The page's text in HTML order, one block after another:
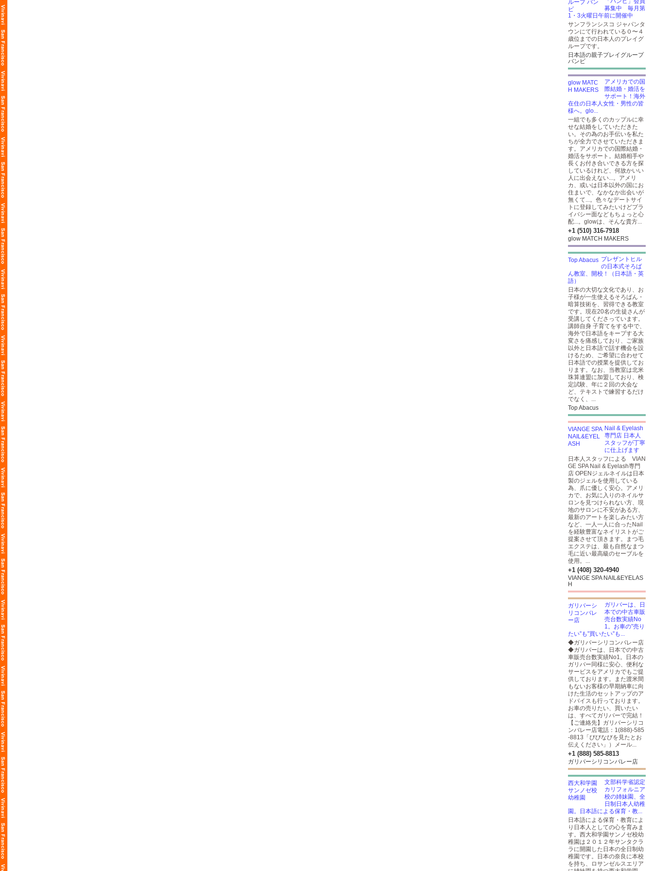
募集中 毎月第
1・3火曜日午前に開催中
サンフランシスコ ジャパンタ
ウンにて行われている０〜４
歳位までの日本人のプレイグ
ループです。
日本語の親子プレイグループ
バンビ
アメリカでの国
際結婚・婚活を
サポート！海外
在住の日本人女性・男性の皆
様へ。glo...
一組でも多くのカップルに幸
せな結婚をしていただきた
い。その為のお手伝いを私た
ちが全力でさせていただきま
す。アメリカでの国際結婚・
婚活をサポート。結婚相手や
長くお付き合いできる方を探
しているけれど、何故かいい
人に出会えない...。アメリ
カ、或いは日本以外の国にお
住まいで、なかなか出会いが
無くて...。色々なデートサイ
トに登録してみたいけどプラ
イバシー面などもちょっと心
配...。glowは、そんな貴方...
+1 (510) 316-7918
glow MATCH MAKERS
プレザントヒル
の日本式そろば
ん教室、開校！（日本語・英
語）
日本の大切な文化であり、お
子様が一生使えるそろばん・
暗算技術を、習得できる教室
です。現在20名の生徒さんが
受講してくださっています。
講師自身 子育てをする中で、
海外で日本語をキープする大
変さを痛感しており、ご家族
以外と日本語で話す機会を設
けるため、ご希望に合わせて
日本語での授業を提供してお
ります。なお、当教室は北米
珠算連盟に加盟しており、検
定試験、年に２回の大会な
ど、テキストで練習するだけ
でなく、...
Top Abacus
Nail & Eyelash
専門店 日本人
スタッフが丁寧
に仕上げます
日本人スタッフによる VIAN
GE SPA Nail & Eyelash専門
店 OPENジェルネイルは日本
製のジェルを使用している
為、爪に優しく安心。アメリ
カで、お気に入りのネイルサ
ロンを見つけられない方、現
地のサロンに不安がある方、
最新のアートを楽しみたい方
など、一人一人に合ったNail
を経験豊富なネイリストがご
提案させて頂きます。まつ毛
エクステは、最も自然なまつ
毛に近い最高級のセーブルを
使用。...
+1 (408) 320-4940
VIANGE SPA NAIL&EYELAS
H
ガリバーは、日
本での中古車販
売台数実績No
1。お車の”売り
たい”も”買いたい”も...
◆ガリバーシリコンバレー店
◆ガリバーは、日本での中古
車販売台数実績No1。日本の
ガリバー同様に安心、便利な
サービスをアメリカでもご提
供しております。また渡米間
もないお客様の早期納車に向
けた生活のセットアップのア
ドバイスも行っております。
お車の売りたい、買いたい
は、すべてガリバーで完結！
【ご連絡先】ガリバーシリコ
ンバレー店電話：1(888)-585
-8813「びびなびを見たとお
伝えください」）メール...
+1 (888) 585-8813
ガリバーシリコンバレー店
文部科学省認定
カリフォルニア
校の姉妹園、全
日制日本人幼稚
園。日本語による保育・教...
日本語による保育・教育によ
り日本人としての心を育みま
す。西大和学園サンノゼ校幼
稚園は２０１２年サンタクラ
ラに開園した日本の全日制幼
稚園です。日本の奈良に本校
を持ち、ロサンゼルスエリア